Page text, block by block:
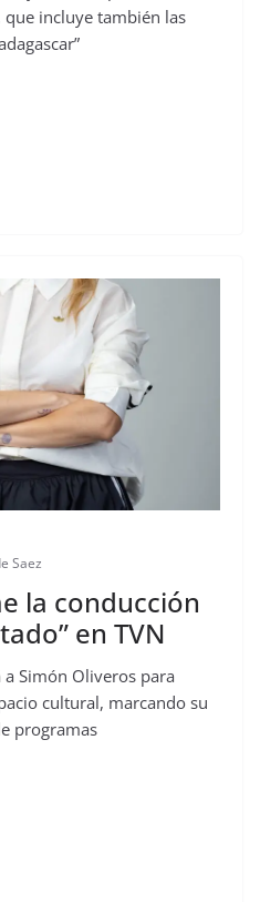
incluye también las
Saez
la conducción
en TVN
Simón Oliveros para
cultural, marcando su
programas